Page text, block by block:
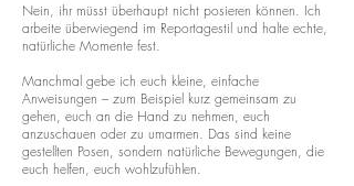
Nein, ihr müsst überhaupt nicht posieren können. Ich
arbeite überwiegend im Reportagestil und halte echte,
natürliche Momente fest.
Manchmal gebe ich euch kleine, einfache
Anweisungen – zum Beispiel kurz gemeinsam zu
gehen, euch an die Hand zu nehmen, euch
anzuschauen oder zu umarmen. Das sind keine
gestellten Posen, sondern natürliche Bewegungen, die
euch helfen, euch wohlzufühlen.